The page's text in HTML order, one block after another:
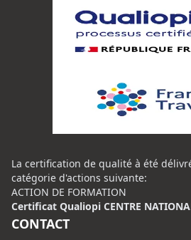
La certification de qualité à été
catégorie d'actions suivante:
ACTION DE FORMATION
Certificat Qualiopi CENTRE
CONTACT